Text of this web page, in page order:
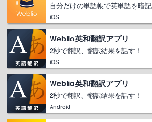
自分だけの単語帳で英単語を暗記
iOS
Weblio英和翻訳アプリ
2秒で翻訳、翻訳結果を話す！
iOS
Weblio英和翻訳アプリ
2秒で翻訳、翻訳結果を話す！
Android